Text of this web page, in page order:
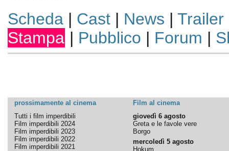
Scheda| Cast| News | Trailer
Stampa | Pubblico | Forum |
prossimamente al cinema
Film al cinema
Tutti i film imperdibili
Film imperdibili 2024
Film imperdibili 2023
Film imperdibili 2022
Film imperdibili 2021
giovedì 6 agosto
Greta e le favole vere
Borgo
mercoledì 5 agosto
Hokum